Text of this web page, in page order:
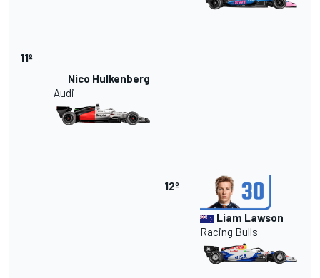
11º
Nico Hulkenberg
Audi
12º
Liam Lawson
Racing Bulls